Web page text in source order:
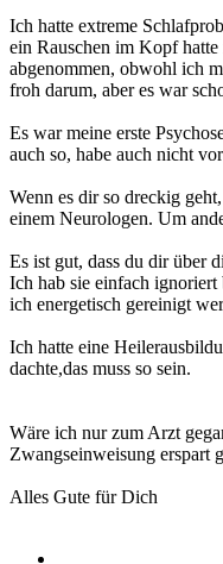
Ich hatte extreme
ein Rauschen im Kopf
abgenommen, obwohl ich
froh darum, aber es war
Es war meine erste
auch so, habe auch nicht
Wenn es dir so dreckig
einem Neurologen. Um
Es ist gut, dass du dir über
Ich hab sie einfach ignoriert
ich energetisch gereinigt
Ich hatte eine
dachte,das muss so sein.
Wäre ich nur zum Arzt
Zwangseinweisung erspart
Alles Gute für Dich